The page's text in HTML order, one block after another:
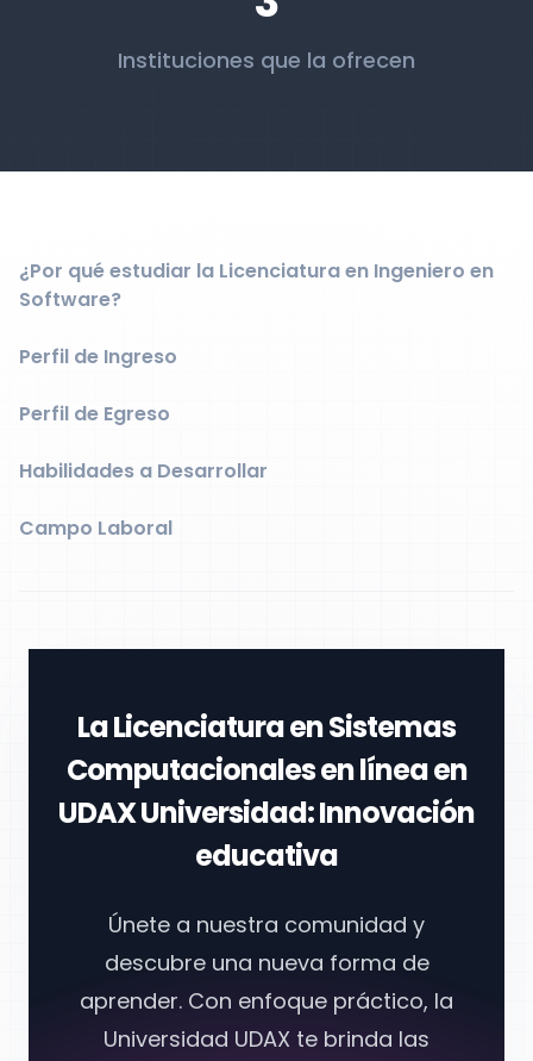
Instituciones que la ofrecen
¿Por qué estudiar la Licenciatura en Ingeniero en
Software?
Perfil de Ingreso
Perfil de Egreso
Habilidades a Desarrollar
Campo Laboral
LaLicenciatura en Sistemas
Computacionales en líneaen
UDAX Universidad: Innovación
educativa
Únete a nuestra comunidad y
descubre una nueva forma de
aprender. Con enfoque práctico, la
Universidad UDAX te brinda las